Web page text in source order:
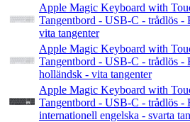
Apple Magic Keyboard with
Tangentbord - USB-C - trådlös
vita tangenter
Apple Magic Keyboard with
Tangentbord - USB-C - trådlös
holländsk - vita tangenter
Apple Magic Keyboard with
Tangentbord - USB-C - trådlös
internationell engelska - svarta